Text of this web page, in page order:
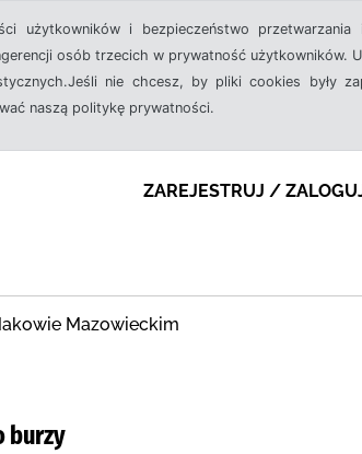
użytkowników i bezpieczeństwo
osób trzecich w prywatność użytkowników.
nie chcesz, by pliki cookies były
naszą politykę prywatności.
ZAREJESTRUJ /
Mazowieckim
burzy